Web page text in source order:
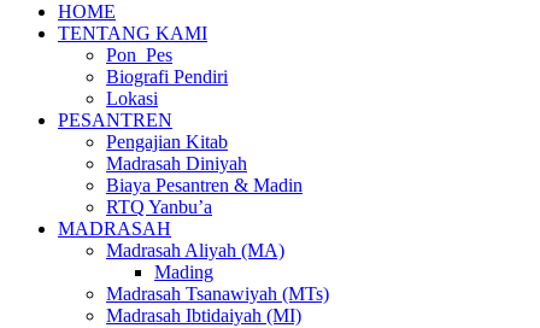
HOME
TENTANG KAMI
Pon_Pes
Biografi Pendiri
Lokasi
PESANTREN
Pengajian Kitab
Madrasah Diniyah
Biaya Pesantren & Madin
RTQ Yanbu’a
MADRASAH
Madrasah Aliyah (MA)
Mading
Madrasah Tsanawiyah (MTs)
Madrasah Ibtidaiyah (MI)